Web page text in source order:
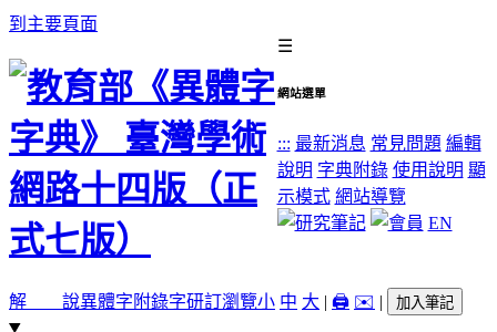
到主要頁面
☰
網站選單
::: 最新消息 常見問題 編輯
說明 字典附錄 使用說明 顯
示模式 網站導覽
EN
解 說異體字 附錄字研訂瀏覽小 中 大 | 🖨️ ✉️ | 加入筆記